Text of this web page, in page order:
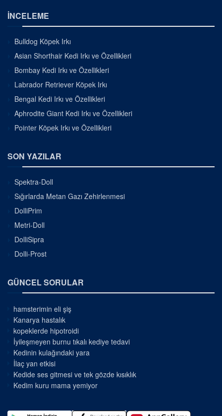
İNCELEME
Bulldog Köpek Irkı
Asian Shorthair Kedi Irkı ve Özellikleri
Bombay Kedi Irkı ve Özellikleri
Labrador Retriever Köpek Irkı
Bengal Kedi Irkı ve Özellikleri
Aphrodite Giant Kedi Irkı ve Özellikleri
Pointer Köpek Irkı ve Özellikleri
SON YAZILAR
Spektra-Doll
Sığırlarda Metan Gazı Zehirlenmesi
DolliPrim
Metri-Doll
DolliSipra
Dolli-Prost
GÜNCEL SORULAR
hamsterimin eli şiş
Kanarya hastalık
kopeklerde hipotroidi
İyileşmeyen burnu tıkalı kediye tedavi
Kedinin kulağındaki yara
İlaç yan etkisi
Kedide ses gitmesi ve tek gözde kısıklık
Kedim kuru mama yemiyor